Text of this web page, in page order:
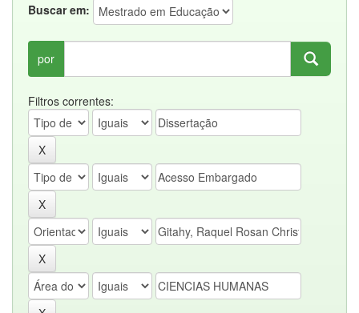
Buscar em:
por
Filtros correntes: